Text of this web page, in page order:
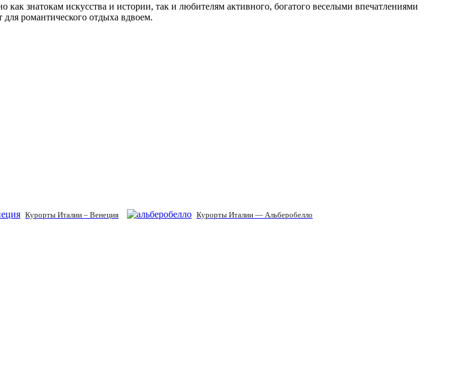
знатокам искусства и истории, так и любителям активного, богатого веселыми впечатлениями
романтического отдыха вдвоем.
Курорты Италии – Венеция Курорты Италии — Альберобелло